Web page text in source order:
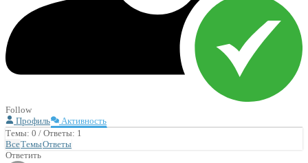
Follow
Профиль
Активность
Темы: 0 / Ответы: 1
ВсеТемыОтветы
Ответить